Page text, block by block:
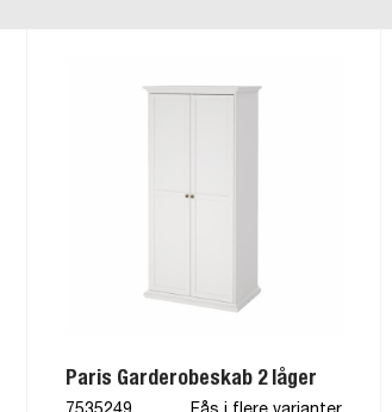
Paris Garderobeskab 2 låger